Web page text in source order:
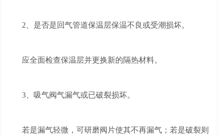
2、是否是回气管道保温层保温不良或受潮损坏。
应全面检查保温层并更换新的隔热材料。
3、吸气阀气漏气或已破裂损坏。
若是漏气轻微，可研磨阀片使其不再漏气；若是破裂则